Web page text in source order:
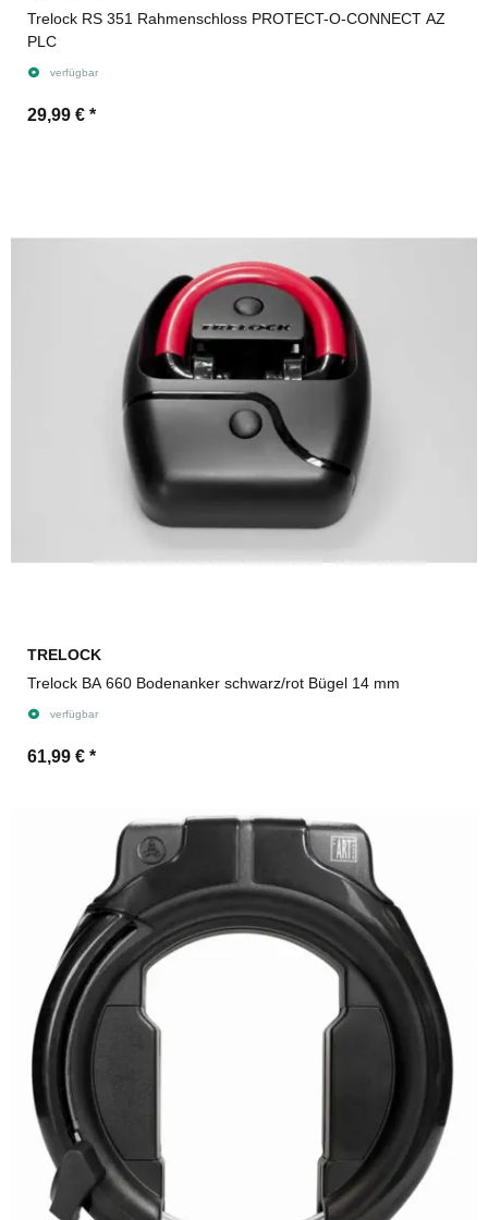
Trelock RS 351 Rahmenschloss PROTECT-O-CONNECT AZ
PLC
verfügbar
29,99 € *
TRELOCK
Trelock BA 660 Bodenanker schwarz/rot Bügel 14 mm
verfügbar
61,99 € *